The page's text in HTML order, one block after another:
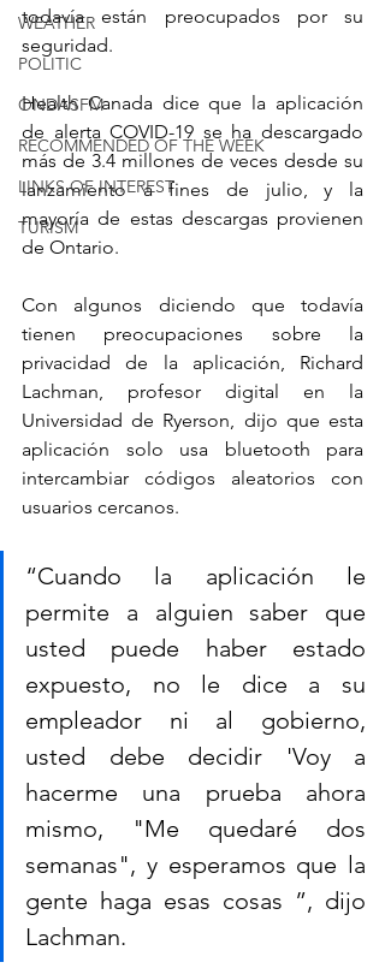
WEATHER
POLITIC
ONDASFM
RECOMMENDED OF THE WEEK
LINKS OF INTEREST
TURISM
todavía están preocupados por su
seguridad.
Health Canada dice que la aplicación
de alerta COVID-19 se ha descargado
más de 3.4 millones de veces desde su
lanzamiento a fines de julio, y la
mayoría de estas descargas provienen
de Ontario.
Con algunos diciendo que todavía
tienen preocupaciones sobre la
privacidad de la aplicación, Richard
Lachman, profesor digital en la
Universidad de Ryerson, dijo que esta
aplicación solo usa bluetooth para
intercambiar códigos aleatorios con
usuarios cercanos.
“Cuando la aplicación le
permite a alguien saber que
usted puede haber estado
expuesto, no le dice a su
empleador ni al gobierno,
usted debe decidir 'Voy a
hacerme una prueba ahora
mismo, "Me quedaré dos
semanas", y esperamos que la
gente haga esas cosas ”, dijo
Lachman.